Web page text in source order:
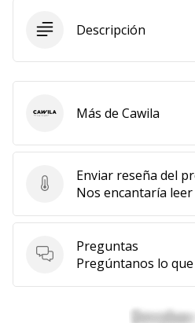
Descripción
Enviar reseña del
Enviar reseña del
Nos encantaría
Preguntas
Preguntas
Pregúntanos lo
CawilaMás de Cawila